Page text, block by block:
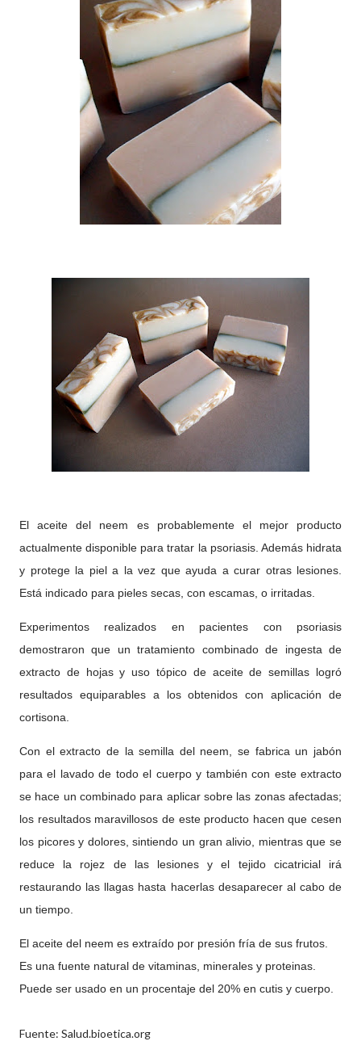
El aceite del neem es probablemente el mejor producto
actualmente disponible para tratar la psoriasis. Además hidrata
y protege la piel a la vez que ayuda a curar otras lesiones.
Está indicado para pieles secas, con escamas, o irritadas.
Experimentos realizados en pacientes con psoriasis
demostraron que un tratamiento combinado de ingesta de
extracto de hojas y uso tópico de aceite de semillas logró
resultados equiparables a los obtenidos con aplicación de
cortisona.
Con el extracto de la semilla del neem, se fabrica un jabón
para el lavado de todo el cuerpo y también con este extracto
se hace un combinado para aplicar sobre las zonas afectadas;
los resultados maravillosos de este producto hacen que cesen
los picores y dolores, sintiendo un gran alivio, mientras que se
reduce la rojez de las lesiones y el tejido cicatricial irá
restaurando las llagas hasta hacerlas desaparecer al cabo de
un tiempo.
El aceite del neem es extraído por presión fría de sus frutos.
Es una fuente natural de vitaminas, minerales y proteinas.
Puede ser usado en un procentaje del 20% en cutis y cuerpo.
Fuente: Salud.bioetica.org